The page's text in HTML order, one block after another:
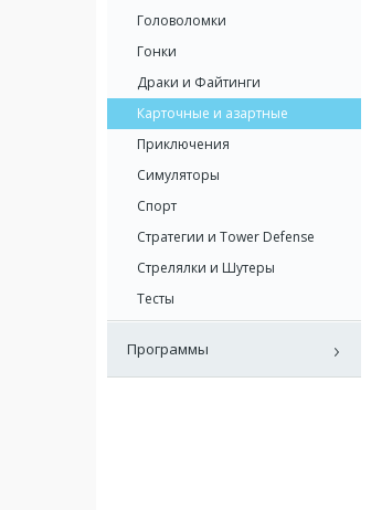
Головоломки
Гонки
Драки и Файтинги
Карточные и азартные
Приключения
Симуляторы
Спорт
Стратегии и Tower Defense
Стрелялки и Шутеры
Тесты
Программы